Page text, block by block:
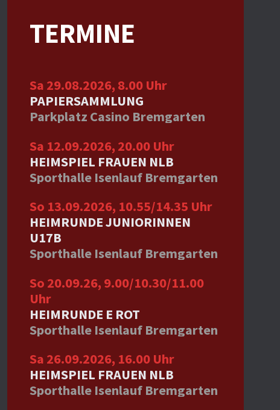
TERMINE
Sa 29.08.2026, 8.00 Uhr
PAPIERSAMMLUNG
Parkplatz Casino Bremgarten
Sa 12.09.2026, 20.00 Uhr
HEIMSPIEL FRAUEN NLB
Sporthalle Isenlauf Bremgarten
So 13.09.2026, 10.55/14.35 Uhr
HEIMRUNDE JUNIORINNEN
U17B
Sporthalle Isenlauf Bremgarten
So 20.09.26, 9.00/10.30/11.00
Uhr
HEIMRUNDE E ROT
Sporthalle Isenlauf Bremgarten
Sa 26.09.2026, 16.00 Uhr
HEIMSPIEL FRAUEN NLB
Sporthalle Isenlauf Bremgarten